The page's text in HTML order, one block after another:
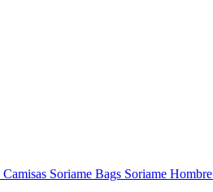
Camisas Soriame Bags Soriame Hombre